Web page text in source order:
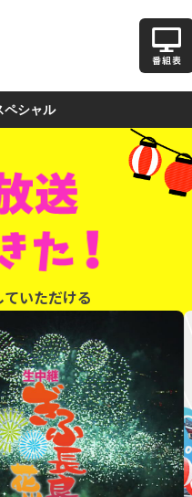
ペシャル
いただける